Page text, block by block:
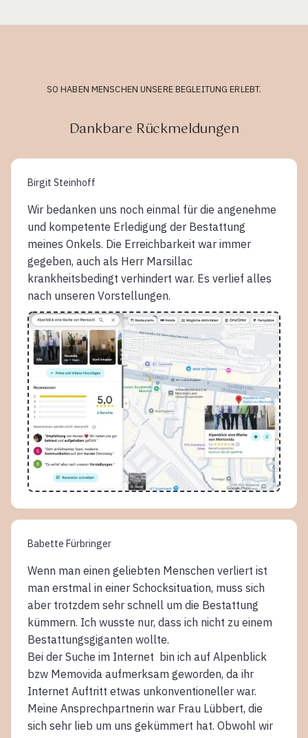
SO HABEN MENSCHEN UNSERE BEGLEITUNG ERLEBT.
Dankbare Rückmeldungen
Birgit Steinhoff
Wir bedanken uns noch einmal für die angenehme
und kompetente Erledigung der Bestattung
meines Onkels. Die Erreichbarkeit war immer
gegeben, auch als Herr Marsillac
krankheitsbedingt verhindert war. Es verlief alles
nach unseren Vorstellungen.
Babette Fürbringer
Wenn man einen geliebten Menschen verliert ist
man erstmal in einer Schocksituation, muss sich
aber trotzdem sehr schnell um die Bestattung
kümmern. Ich wusste nur, dass ich nicht zu einem
Bestattungsgiganten wollte.
Bei der Suche im Internet bin ich auf Alpenblick
bzw Memovida aufmerksam geworden, da ihr
Internet Auftritt etwas unkonventioneller war.
Meine Ansprechpartnerin war Frau Lübbert, die
sich sehr lieb um uns gekümmert hat. Obwohl wir